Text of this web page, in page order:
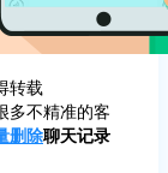
转载
多不精准的客
删除聊天记录